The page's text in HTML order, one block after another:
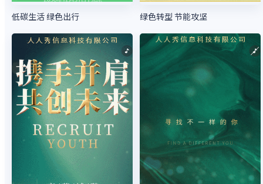
低碳生活 绿色出行 绿色转型 节能攻坚